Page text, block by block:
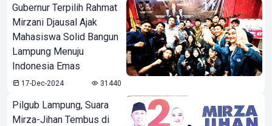
Gubernur Terpilih Rahmat
Mirzani Djausal Ajak
Mahasiswa Solid Bangun
Lampung Menuju
Indonesia Emas
17-Dec-2024 31440
Pilgub Lampung, Suara
Mirza-Jihan Tembus di